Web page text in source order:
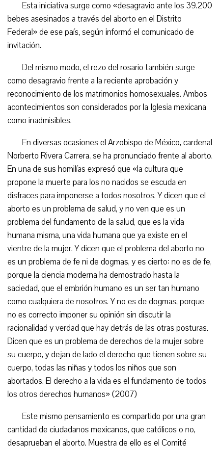
Esta iniciativa surge como «desagravio ante los 39.200
bebes asesinados a través del aborto en el Distrito
Federal» de ese país, según informó el comunicado de
invitación.
Del mismo modo, el rezo del rosario también surge
como desagravio frente a la reciente aprobación y
reconocimiento de los matrimonios homosexuales. Ambos
acontecimientos son considerados por la Iglesia mexicana
como inadmisibles.
En diversas ocasiones el Arzobispo de México, cardenal
Norberto Rivera Carrera, se ha pronunciado frente al aborto.
En una de sus homilías expresó que «la cultura que
propone la muerte para los no nacidos se escuda en
disfraces para imponerse a todos nosotros. Y dicen que el
aborto es un problema de salud, y no ven que es un
problema del fundamento de la salud, que es la vida
humana misma, una vida humana que ya existe en el
vientre de la mujer. Y dicen que el problema del aborto no
es un problema de fe ni de dogmas, y es cierto: no es de fe,
porque la ciencia moderna ha demostrado hasta la
saciedad, que el embrión humano es un ser tan humano
como cualquiera de nosotros. Y no es de dogmas, porque
no es correcto imponer su opinión sin discutir la
racionalidad y verdad que hay detrás de las otras posturas.
Dicen que es un problema de derechos de la mujer sobre
su cuerpo, y dejan de lado el derecho que tienen sobre su
cuerpo, todas las niñas y todos los niños que son
abortados. El derecho a la vida es el fundamento de todos
los otros derechos humanos» (2007)
Este mismo pensamiento es compartido por una gran
cantidad de ciudadanos mexicanos, que católicos o no,
desaprueban el aborto. Muestra de ello es el Comité